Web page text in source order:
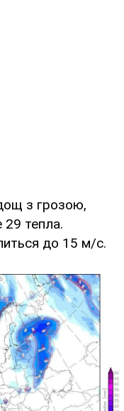
з грозою,
29 тепла.
до 15 м/с.